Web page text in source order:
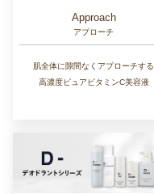
Approach
アプローチ
肌全体に隙間なくアプローチする
高濃度ピュアビタミンC美容液